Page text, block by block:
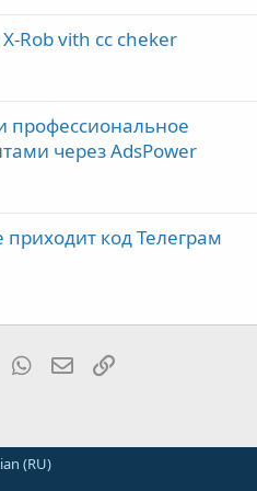
Rob vith cc cheker
профессиональное
через AdsPower
приходит код Телеграм
TumblrWhatsAppЭлектронная почта
Ссылка
(RU)